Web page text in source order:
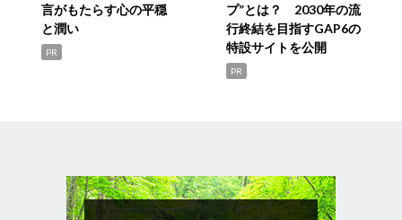
言がもたらす心の平穏
と潤い
PR
プ”とは？ 2030年の流
行終結を目指すGAP6の
特設サイトを公開
PR